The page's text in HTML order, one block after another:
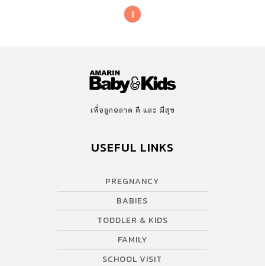
1
เพื่อลูกฉลาด ดี และ มีสุข
USEFUL LINKS
PREGNANCY
BABIES
TODDLER & KIDS
FAMILY
SCHOOL VISIT